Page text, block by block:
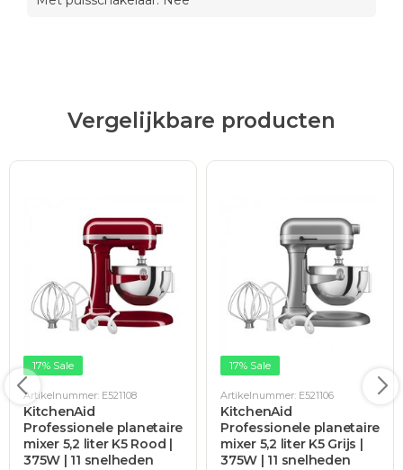
Vergelijkbare producten
17% Sale
Artikelnummer: E521108
KitchenAid
Professionele planetaire
mixer 5,2 liter K5 Rood |
375W | 11 snelheden
17% Sale
Artikelnummer: E521106
KitchenAid
Professionele planetaire
mixer 5,2 liter K5 Grijs |
375W | 11 snelheden